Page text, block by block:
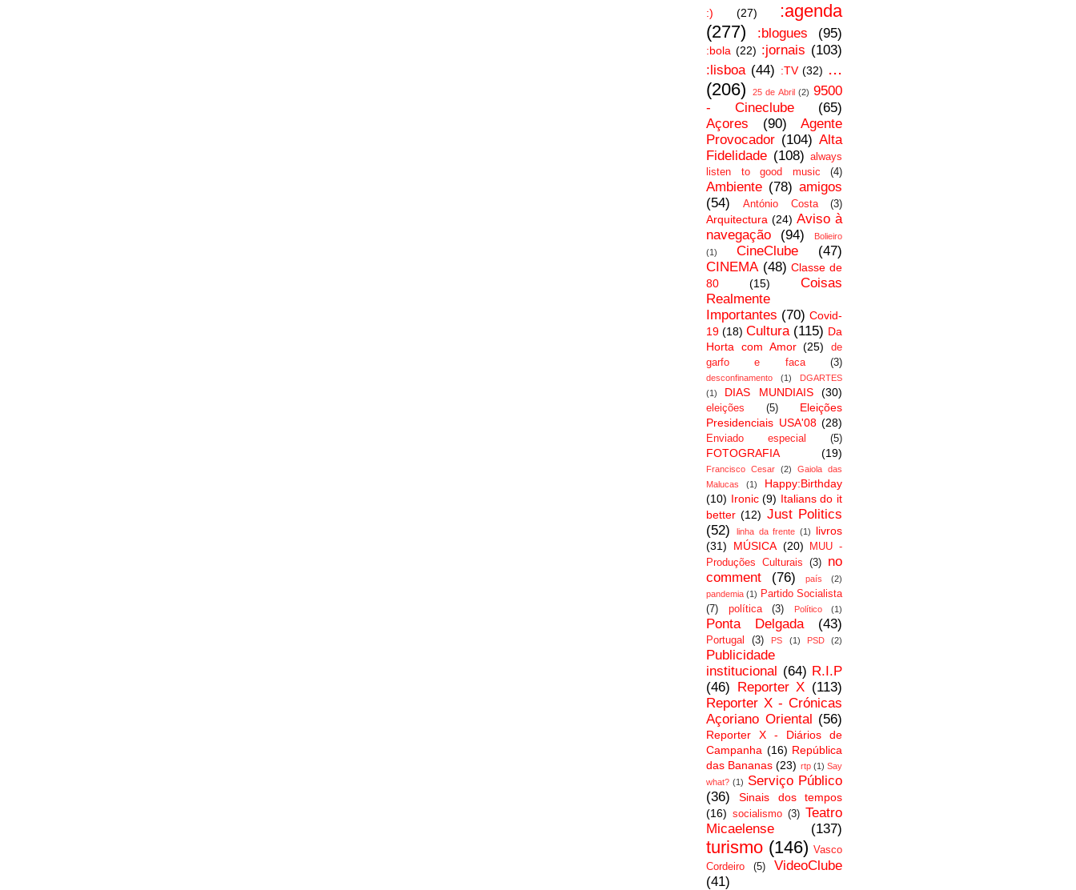
:) (27)
:agenda
(277)
:blogues (95)
:bola (22) :jornais (103)
:lisboa (44) :TV (32) ...
(206)
25 de Abril (2) 9500
- Cineclube
(65)
Açores
(90)
Agente
Provocador (104) Alta
Fidelidade (108) always
listen to good music
(4)
Ambiente (78) amigos
(54)
António Costa (3)
Arquitectura (24) Aviso à
navegação
(94)
Bolieiro
(1)
CineClube
(47)
CINEMA (48) Classe de
80
(15)
Coisas
Realmente
Importantes (70) Covid-
19 (18) Cultura (115) Da
Horta com Amor (25)
de
garfo e faca
(3)
desconfinamento (1)
DGARTES
(1)
DIAS MUNDIAIS (30)
eleições (5)
Eleições
Presidenciais USA'08 (28)
Enviado especial (5)
FOTOGRAFIA (19)
Francisco Cesar (2)
Gaiola das
Malucas
(1)
Happy:Birthday
(10) Ironic (9) Italians do it
better (12) Just Politics
(52)
linha da frente (1)
livros
(31)
MÚSICA (20)
MUU -
Produções Culturais
(3)
no
comment
(76) país
(2)
pandemia (1) Partido Socialista
(7)
política (3) Político (1)
Ponta Delgada (43)
Portugal (3) PS (1) PSD (2)
Publicidade
institucional (64) R.I.P
(46) Reporter X (113)
Reporter X - Crónicas
Açoriano Oriental (56)
Reporter X - Diários de
Campanha (16) República
das Bananas (23) rtp (1) Say
what? (1) Serviço Público
(36)
Sinais dos tempos
(16) socialismo (3) Teatro
Micaelense
(137)
turismo (146) Vasco
Cordeiro
(5)
VideoClube
(41)